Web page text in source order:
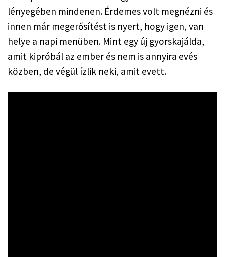
lényegében mindenen. Érdemes volt megnézni és
innen már megerősítést is nyert, hogy igen, van
helye a napi menüben. Mint egy új gyorskajálda,
amit kipróbál az ember és nem is annyira evés
közben, de végül ízlik neki, amit evett.